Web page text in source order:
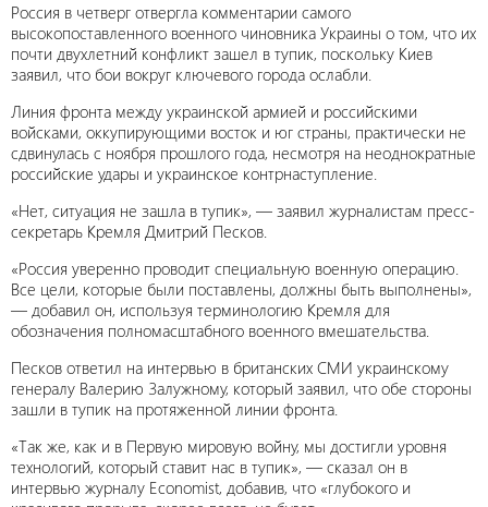
Россия в четверг отвергла комментарии самого
высокопоставленного военного чиновника Украины о том, что их
почти двухлетний конфликт зашел в тупик, поскольку Киев
заявил, что бои вокруг ключевого города ослабли.
Линия фронта между украинской армией и российскими
войсками, оккупирующими восток и юг страны, практически не
сдвинулась с ноября прошлого года, несмотря на неоднократные
российские удары и украинское контрнаступление.
«Нет, ситуация не зашла в тупик», — заявил журналистам пресс-
секретарь Кремля Дмитрий Песков.
«Россия уверенно проводит специальную военную операцию.
Все цели, которые были поставлены, должны быть выполнены»,
— добавил он, используя терминологию Кремля для
обозначения полномасштабного военного вмешательства.
Песков ответил на интервью в британских СМИ украинскому
генералу Валерию Залужному, который заявил, что обе стороны
зашли в тупик на протяженной линии фронта.
«Так же, как и в Первую мировую войну, мы достигли уровня
технологий, который ставит нас в тупик», — сказал он в
интервью журналу Economist, добавив, что «глубокого и